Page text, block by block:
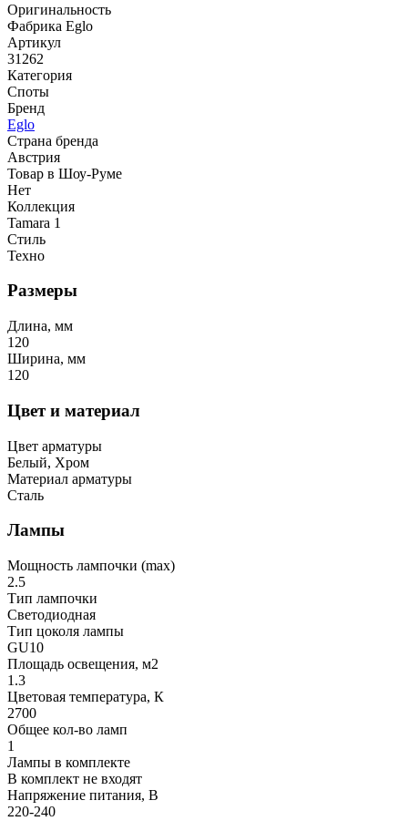
Оригинальность
Фабрика Eglo
Артикул
31262
Категория
Споты
Бренд
Eglo
Страна бренда
Австрия
Товар в Шоу-Руме
Нет
Коллекция
Tamara 1
Стиль
Техно
Размеры
Длина, мм
120
Ширина, мм
120
Цвет и материал
Цвет арматуры
Белый, Хром
Материал арматуры
Сталь
Лампы
Мощность лампочки (max)
2.5
Тип лампочки
Светодиодная
Тип цоколя лампы
GU10
Площадь освещения, м2
1.3
Цветовая температура, К
2700
Общее кол-во ламп
1
Лампы в комплекте
В комплект не входят
Напряжение питания, В
220-240